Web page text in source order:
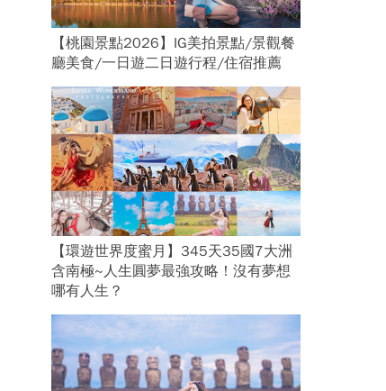
【桃園景點2026】IG美拍景點/景觀餐
廳美食/一日遊二日遊行程/住宿推薦
【環遊世界度蜜月】345天35國7大洲
含南極~人生圓夢最強攻略！沒有夢想
哪有人生？